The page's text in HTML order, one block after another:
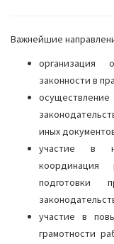
Важнейшие
организация
законности в
иных
участие в
подготовки
участие в
грамотности